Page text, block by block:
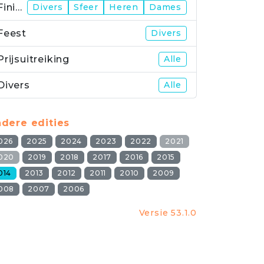
Finish Divers Sfeer Heren Dames
Divers
Alle
Alle
edities
2025 2024 2023 2022
2021
2019 2018 2017 2016
2015
2013 2012 2011 2010
2009
2007 2006
Versie 53.1.0